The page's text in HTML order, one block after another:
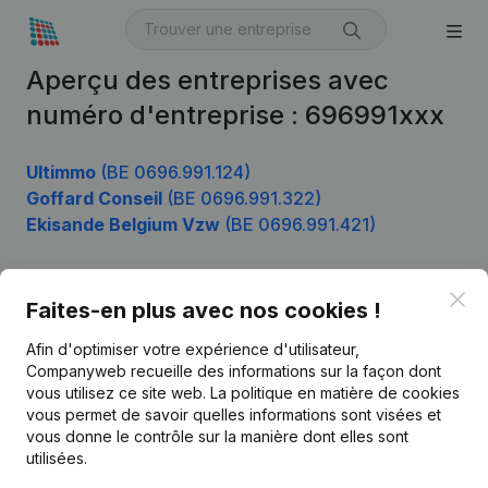
Aperçu des entreprises avec
numéro d'entreprise : 696991xxx
Ultimmo (BE 0696.991.124)
Goffard Conseil (BE 0696.991.322)
Ekisande Belgium Vzw (BE 0696.991.421)
Faites-en plus avec nos cookies !
Afin d'optimiser votre expérience d'utilisateur,
Companyweb recueille des informations sur la façon dont
vous utilisez ce site web. La politique en matière de cookies
vous permet de savoir quelles informations sont visées et
vous donne le contrôle sur la manière dont elles sont
utilisées.
Français
Kantorenpark Everest
Produit
Informations d’entreprise
Monitoring
Recherche internationale